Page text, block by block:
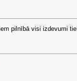
pilnībā visi izdevumi